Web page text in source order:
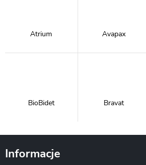
Atrium Avapax
BioBidet Bravat
Informacje